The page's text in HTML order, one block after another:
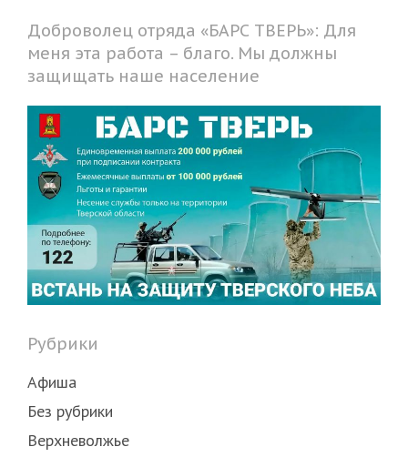
Доброволец отряда «БАРС ТВЕРЬ»: Для
меня эта работа – благо. Мы должны
защищать наше население
Рубрики
Афиша
Без рубрики
Верхневолжье